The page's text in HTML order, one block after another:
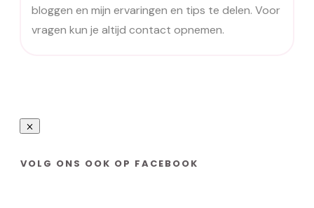
bloggen en mijn ervaringen en tips te delen. Voor
vragen kun je altijd contact opnemen.
VOLG ONS OOK OP FACEBOOK